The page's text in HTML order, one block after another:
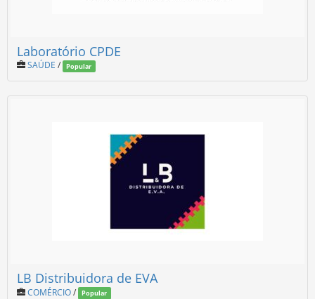
Laboratório CPDE
SAÚDE / Popular
LB Distribuidora de EVA
COMÉRCIO/ Popular